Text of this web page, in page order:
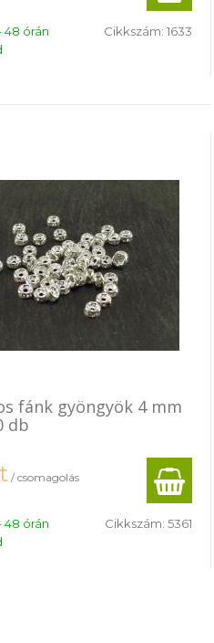
48 órán
Cikkszám: 1633
fánk gyöngyök 4 mm
db
/ csomagolás
48 órán
Cikkszám: 5361